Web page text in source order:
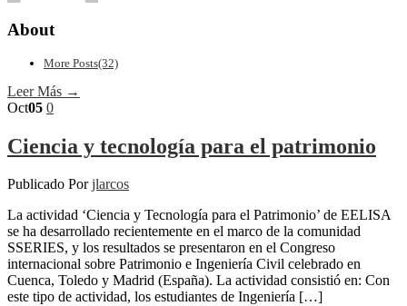
About
More Posts(32)
Leer Más →
Oct05 0
Ciencia y tecnología para el patrimonio
Publicado Porjlarcos
La actividad ‘Ciencia y Tecnología para el Patrimonio’ de EELISA
se ha desarrollado recientemente en el marco de la comunidad
SSERIES, y los resultados se presentaron en el Congreso
internacional sobre Patrimonio e Ingeniería Civil celebrado en
Cuenca, Toledo y Madrid (España). La actividad consistió en: Con
este tipo de actividad, los estudiantes de Ingeniería […]